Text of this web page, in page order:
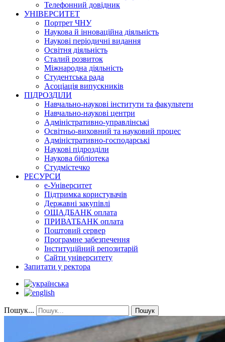
Телефонний довідник
УНІВЕРСИТЕТ
Портрет ЧНУ
Наукова й інноваційна діяльність
Наукові періодичні видання
Освітня діяльність
Сталий розвиток
Міжнародна діяльність
Студентська рада
Асоціація випускників
ПІДРОЗДІЛИ
Навчально-наукові інститути та факультети
Навчально-наукові центри
Адміністративно-управлінські
Освітньо-виховний та науковий процес
Адміністративно-господарські
Наукові підрозділи
Наукова бібліотека
Студмістечко
РЕСУРСИ
е-Університет
Підтримка користувачів
Державні закупівлі
ОЩАДБАНК оплата
ПРИВАТБАНК оплата
Поштовий сервер
Програмне забезпечення
Інституційний репозитарій
Сайти університету
Запитати у ректора
Пошук... Пошук